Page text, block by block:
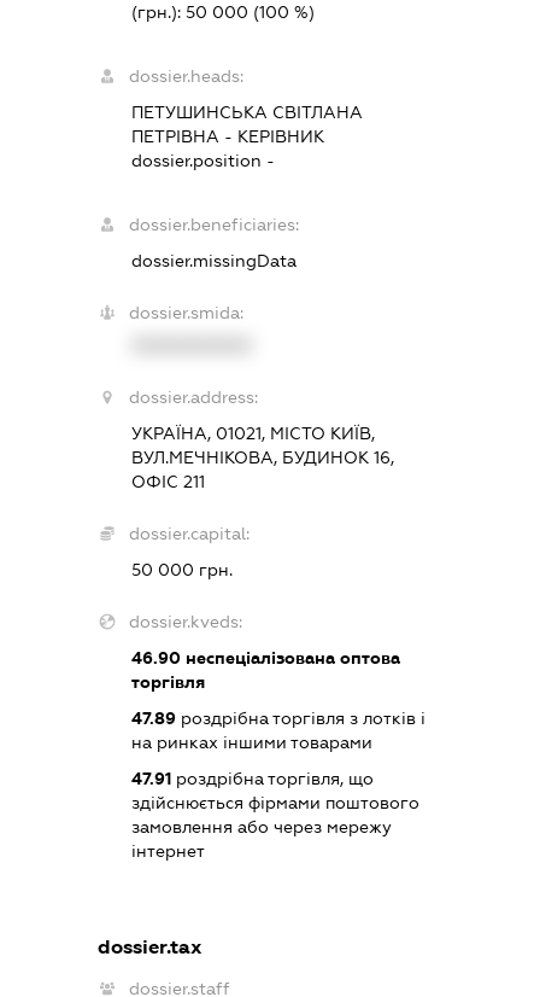
(грн.): 50 000 (100 %)
dossier.heads:
ПЕТУШИНСЬКА СВІТЛАНА
ПЕТРІВНА - КЕРІВНИК
dossier.position -
dossier.beneficiaries:
dossier.missingData
dossier.smida:
dossier.address:
УКРАЇНА, 01021, МІСТО КИЇВ,
ВУЛ.МЕЧНІКОВА, БУДИНОК 16,
ОФІС 211
dossier.capital:
50 000 грн.
dossier.kveds:
46.90неспеціалізована оптова
торгівля
47.89роздрібна торгівля з лотків і
на ринках іншими товарами
47.91роздрібна торгівля, що
здійснюється фірмами поштового
замовлення або через мережу
інтернет
dossier.tax
dossier.staff